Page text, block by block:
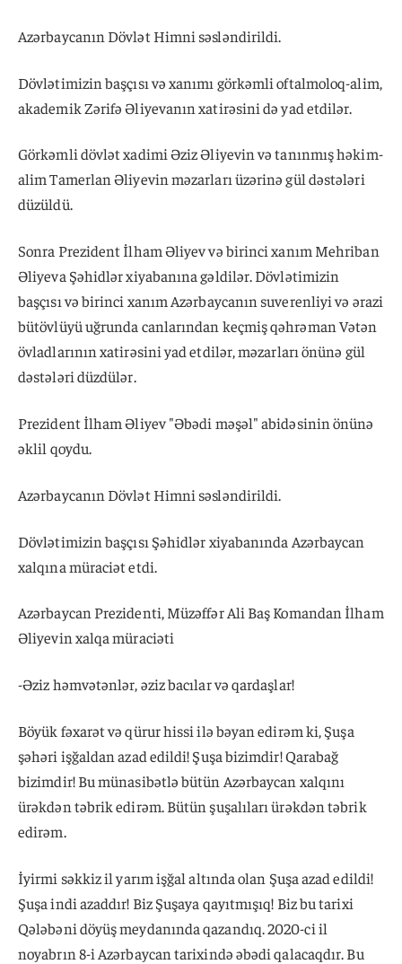
Azərbaycanın Dövlət Himni səsləndirildi.
Dövlətimizin başçısı və xanımı görkəmli oftalmoloq-alim,
akademik Zərifə Əliyevanın xatirəsini də yad etdilər.
Görkəmli dövlət xadimi Əziz Əliyevin və tanınmış həkim-
alim Tamerlan Əliyevin məzarları üzərinə gül dəstələri
düzüldü.
Sonra Prezident İlham Əliyev və birinci xanım Mehriban
Əliyeva Şəhidlər xiyabanına gəldilər. Dövlətimizin
başçısı və birinci xanım Azərbaycanın suverenliyi və ərazi
bütövlüyü uğrunda canlarından keçmiş qəhrəman Vətən
övladlarının xatirəsini yad etdilər, məzarları önünə gül
dəstələri düzdülər.
Prezident İlham Əliyev "Əbədi məşəl" abidəsinin önünə
əklil qoydu.
Azərbaycanın Dövlət Himni səsləndirildi.
Dövlətimizin başçısı Şəhidlər xiyabanında Azərbaycan
xalqına müraciət etdi.
Azərbaycan Prezidenti, Müzəffər Ali Baş Komandan İlham
Əliyevin xalqa müraciəti
-Əziz həmvətənlər, əziz bacılar və qardaşlar!
Böyük fəxarət və qürur hissi ilə bəyan edirəm ki, Şuşa
şəhəri işğaldan azad edildi! Şuşa bizimdir! Qarabağ
bizimdir! Bu münasibətlə bütün Azərbaycan xalqını
ürəkdən təbrik edirəm. Bütün şuşalıları ürəkdən təbrik
edirəm.
İyirmi səkkiz il yarım işğal altında olan Şuşa azad edildi!
Şuşa indi azaddır! Biz Şuşaya qayıtmışıq! Biz bu tarixi
Qələbəni döyüş meydanında qazandıq. 2020-ci il
noyabrın 8-i Azərbaycan tarixində əbədi qalacaqdır. Bu